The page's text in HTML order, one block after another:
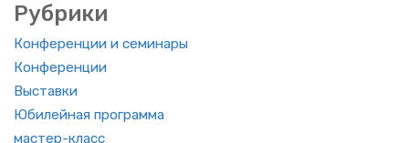
Руб­ри­ки
Кон­фе­рен­ции и се­ми­на­ры
Кон­фе­рен­ции
Вы­став­ки
Юби­лей­ная про­грам­ма
ма­стер-класс